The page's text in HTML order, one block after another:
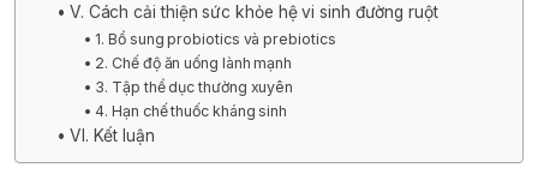
V. Cách cải thiện sức khỏe hệ vi sinh đường ruột
1. Bổ sung probiotics và prebiotics
2. Chế độ ăn uống lành mạnh
3. Tập thể dục thường xuyên
4. Hạn chế thuốc kháng sinh
VI. Kết luận